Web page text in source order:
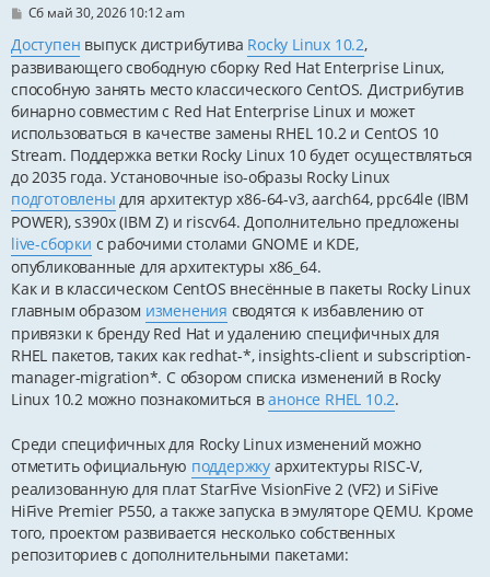
С
о
б
щ
е
и
е
Сб май 30, 2026 10:12 am
Доступен выпуск дистрибутива Rocky Linux 10.2,
развивающего свободную сборку Red Hat Enterprise Linux,
способную занять место классического CentOS. Дистрибутив
бинарно совместим с Red Hat Enterprise Linux и может
использоваться в качестве замены RHEL 10.2 и CentOS 10
Stream. Поддержка ветки Rocky Linux 10 будет осуществляться
до 2035 года. Установочные iso-образы Rocky Linux
подготовлены для архитектур x86-64-v3, aarch64, ppc64le (IBM
POWER), s390x (IBM Z) и riscv64. Дополнительно предложены
live-сборки с рабочими столами GNOME и KDE,
опубликованные для архитектуры x86_64.
Как и в классическом CentOS внесённые в пакеты Rocky Linux
главным образом изменения сводятся к избавлению от
привязки к бренду Red Hat и удалению специфичных для
RHEL пакетов, таких как redhat-*, insights-client и subscription-
manager-migration*. С обзором списка изменений в Rocky
Linux 10.2 можно познакомиться ванонсе RHEL 10.2.
Среди специфичных для Rocky Linux изменений можно
отметить официальную поддержку архитектуры RISC-V,
реализованную для плат StarFive VisionFive 2 (VF2) и SiFive
HiFive Premier P550, а также запуска в эмуляторе QEMU. Кроме
того, проектом развивается несколько собственных
репозиториев с дополнительными пакетами: